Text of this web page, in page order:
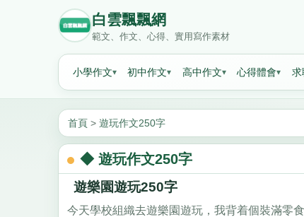
白雲飄飄網
範文、作文、心得、實用寫作素材
小學作文 初中作文 高中作文 心得體會 求
首頁> 遊玩作文250字
◆ 遊玩作文250字
遊樂園遊玩250字
今天學校組織去遊樂園遊玩，我背着個裝滿零